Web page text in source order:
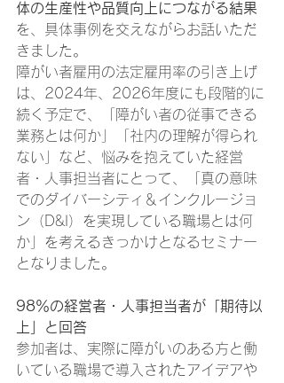
体の生産性や品質向上につながる結果
を、具体事例を交えながらお話いただ
きました。
障がい者雇用の法定雇用率の引き上げ
は、2024年、2026年度にも段階的に
続く予定で、「障がい者の従事できる
業務とは何か」「社内の理解が得られ
ない」など、悩みを抱えていた経営
者・人事担当者にとって、「真の意味
でのダイバーシティ＆インクルージョ
ン（D&I）を実現している職場とは何
か」を考えるきっかけとなるセミナー
となりました。
98％の経営者・人事担当者が「期待以
上」と回答
参加者は、実際に障がいのある方と働
いている職場で導入されたアイデアや